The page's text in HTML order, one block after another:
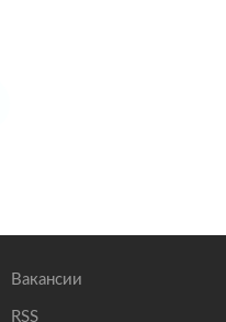
Вакансии
RSS